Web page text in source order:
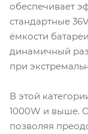
обеспечивает
стандартные
ёмкости
динамичный
при
В этой
1000W и выше.
позволяя